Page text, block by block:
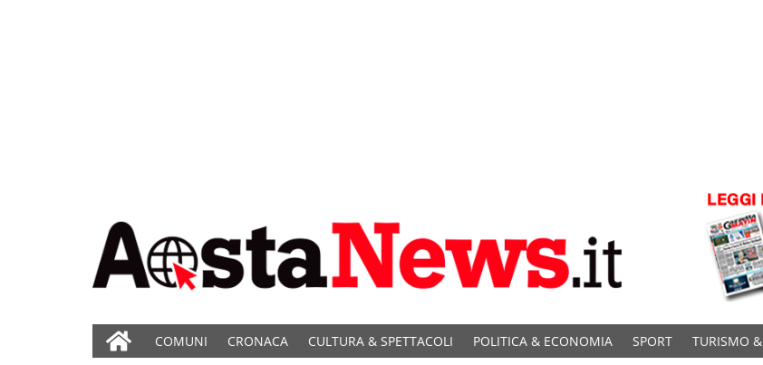
COMUNI CRONACA CULTURA & SPETTACOLI POLITICA & ECONOMIA SPORT TURISMO